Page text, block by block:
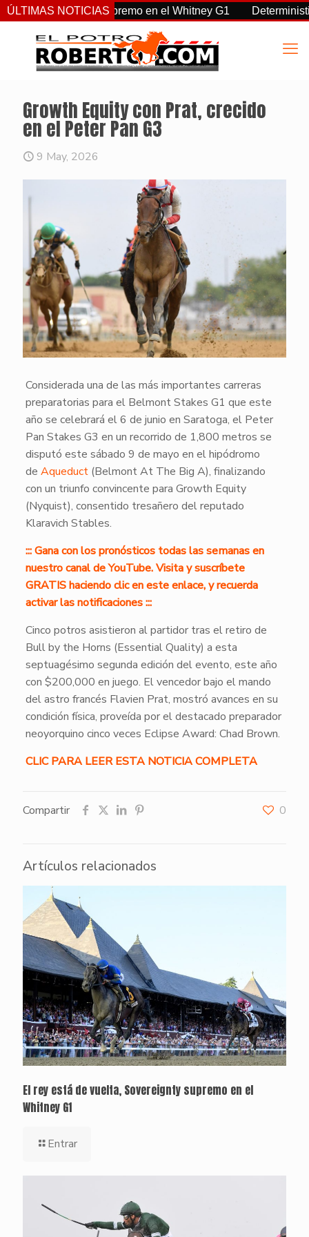
ÚLTIMAS NOTICIASsupremo en el Whitney G1 Deterministic:
Growth Equity con Prat, crecido
en el Peter Pan G3
9 May, 2026
Considerada una de las más importantes carreras
preparatorias para el Belmont Stakes G1 que este
año se celebrará el 6 de junio en Saratoga, el Peter
Pan Stakes G3 en un recorrido de 1,800 metros se
disputó este sábado 9 de mayo en el hipódromo
de Aqueduct(Belmont At The Big A), finalizando
con un triunfo convincente para Growth Equity
(Nyquist), consentido tresañero del reputado
Klaravich Stables.
::: Gana con los pronósticos todas las semanas en
nuestro canal de YouTube. Visita y suscríbete
GRATIS haciendo clic en este enlace, y recuerda
activar las notificaciones :::
Cinco potros asistieron al partidor tras el retiro de
Bull by the Horns (Essential Quality) a esta
septuagésimo segunda edición del evento, este año
con $200,000 en juego. El vencedor bajo el mando
del astro francés Flavien Prat, mostró avances en su
condición física, proveída por el destacado preparador
neoyorquino cinco veces Eclipse Award: Chad Brown.
CLIC PARA LEER ESTA NOTICIA COMPLETA
Compartir 0
Artículos relacionados
El rey está de vuelta, Sovereignty supremo en el
Whitney G1
Entrar